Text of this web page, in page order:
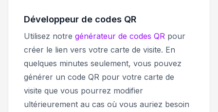
Développeur de codes QR
Utilisez notre générateur de codes QR pour
créer le lien vers votre carte de visite. En
quelques minutes seulement, vous pouvez
générer un code QR pour votre carte de
visite que vous pourrez modifier
ultérieurement au cas où vous auriez besoin